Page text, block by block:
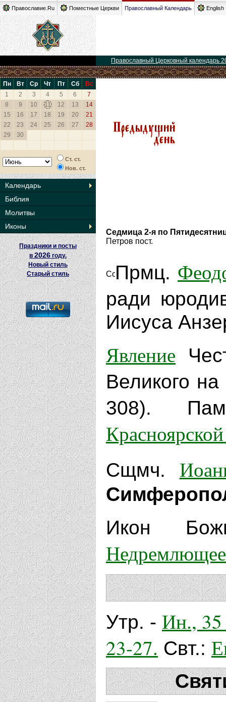
Православие.Ru Поместные Церкви Православный Календарь English
Православный Церковный календарь
Пн Вт Ср Чт Пт Сб
Вс
1
2 3 4 5 6
7
8
9 10 11 12 13
14
15
16 17 18 19 20
21
22
23 24 25 26 27
28
29
30
Ст. ст.
Нов. ст.
Календарь
Библия
Молитвы
Иконы
Праздники и посты
в2026 году.
Новый стиль
Старый стиль
Седмица 2-я по
Петров пост.
Прмц.
ради
Иисуса
Явление
Великого
308).
Сщмч.
Икон
Утр. - Ин., 35
23-27. Свт.: